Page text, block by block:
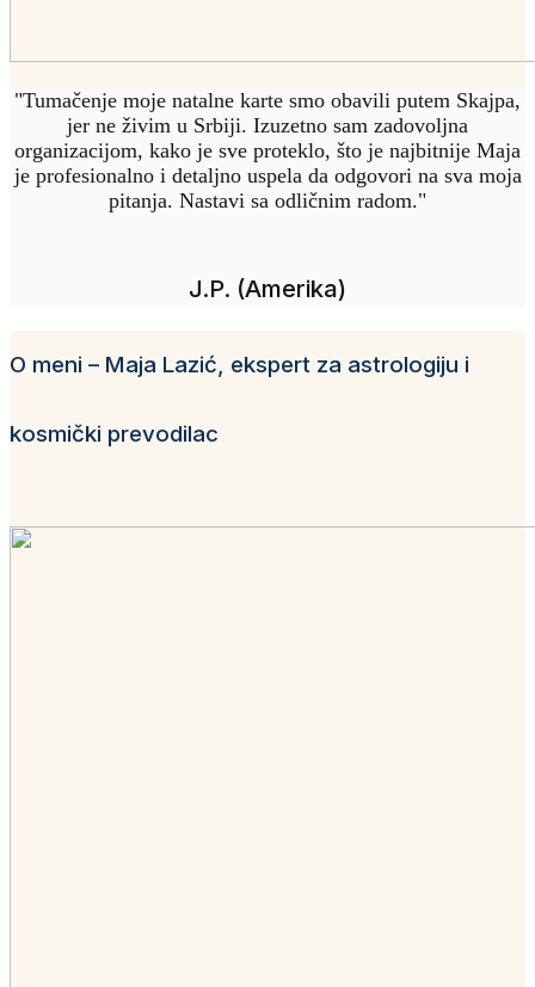
"Tumačenje moje natalne karte smo obavili putem Skajpa,
jer ne živim u Srbiji. Izuzetno sam zadovoljna
organizacijom, kako je sve proteklo, što je najbitnije Maja
je profesionalno i detaljno uspela da odgovori na sva moja
pitanja. Nastavi sa odličnim radom."
J.P. (Amerika)
O meni – Maja Lazić, ekspert za astrologiju i
kosmički prevodilac